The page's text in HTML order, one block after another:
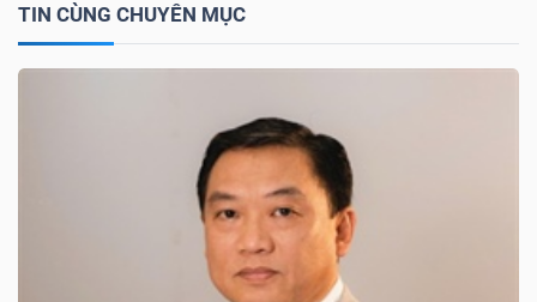
TIN CÙNG CHUYÊN MỤC
CHĂM